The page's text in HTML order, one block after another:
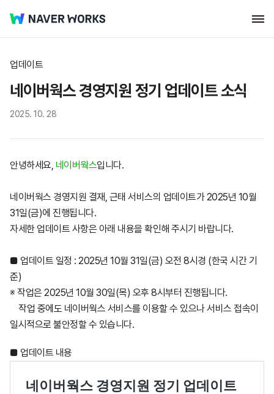
업데이트
네이버웍스 경영지원 정기 업데이트 소식
2025. 10. 28
안녕하세요, 네이버웍스입니다.
네이버웍스 경영지원 결재, 근태 서비스의 업데이트가 2025년 10월
31일(금)에 진행됩니다.
자세한 업데이트 사항은 아래 내용을 확인해 주시기 바랍니다.
■ 업데이트 일정 : 2025년 10월 31일(금) 오전 8시경 (한국 시간 기
준)
※ 작업은 2025년 10월 30일(목) 오후 8시부터 진행됩니다.
작업 중에도 네이버웍스 서비스를 이용할 수 있으나 서비스 접속이
일시적으로 불안정할 수 있습니다.
■ 업데이트 내용